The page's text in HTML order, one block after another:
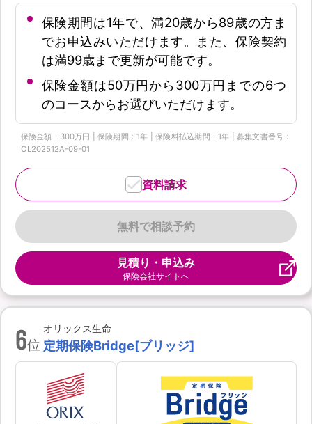
保険期間は1年で、満20歳から89歳の方ま
でお申込みいただけます。また、保険契約
は満99歳まで更新が可能です。
保険金額は50万円から300万円までの6つ
のコースからお選びいただけます。
保険金額：300万円 | 保険期間：1年 | 保険料払込期間：1年 | 募集文書番号：
OL202512A-09-01
無料で相談予約
資料請求
見積り・申込み
保険会社サイトへ
6位
オリックス生命
定期保険Bridge[ブリッジ]